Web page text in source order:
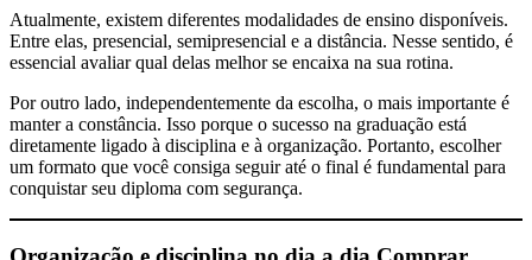
Atualmente, existem diferentes modalidades de ensino disponíveis.
Entre elas, presencial, semipresencial e a distância. Nesse sentido, é
essencial avaliar qual delas melhor se encaixa na sua rotina.
Por outro lado, independentemente da escolha, o mais importante é
manter a constância. Isso porque o sucesso na graduação está
diretamente ligado à disciplina e à organização. Portanto, escolher
um formato que você consiga seguir até o final é fundamental para
conquistar seu diploma com segurança.